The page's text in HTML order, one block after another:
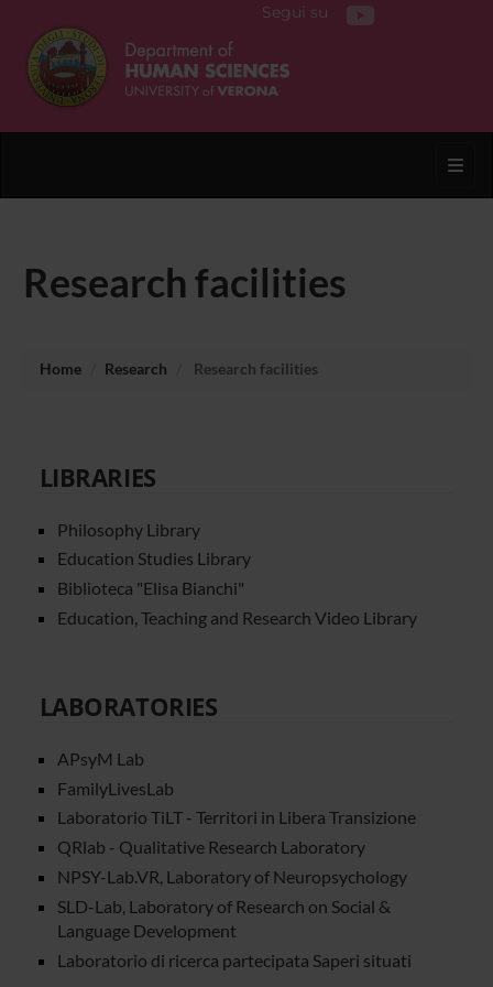
Segui su
Research facilities
Home Research Research facilities
LIBRARIES
Philosophy Library
Education Studies Library
Biblioteca "Elisa Bianchi"
Education, Teaching and Research Video Library
LABORATORIES
APsyM Lab
FamilyLivesLab
Laboratorio TiLT - Territori in Libera Transizione
QRlab - Qualitative Research Laboratory
NPSY-Lab.VR, Laboratory of Neuropsychology
SLD-Lab, Laboratory of Research on Social &
Language Development
Laboratorio di ricerca partecipata Saperi situati